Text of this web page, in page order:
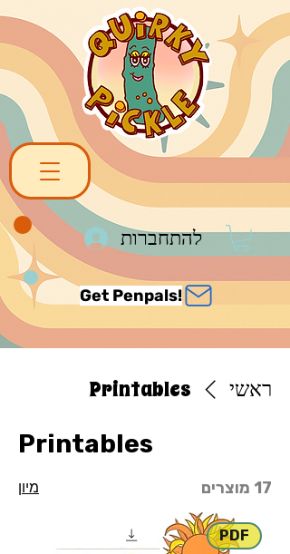
להתחברות
Get Penpals!
ראשי Printables
Printables
17 מוצרים מיון
PDF